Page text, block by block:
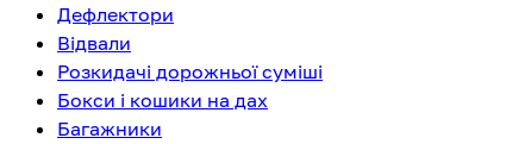
Дефлектори
Відвали
Розкидачі дорожньої суміші
Бокси і кошики на дах
Багажники